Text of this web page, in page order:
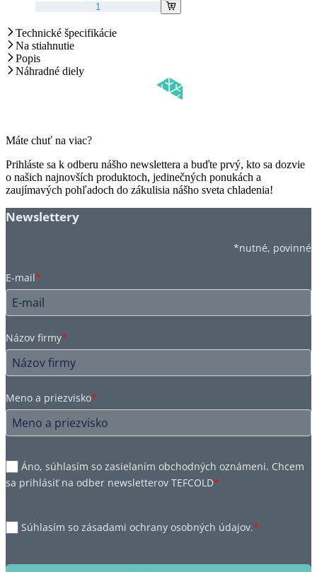
Technické špecifikácie
Na stiahnutie
Popis
Náhradné diely
Máte chuť na viac?
Prihláste sa k odberu nášho newslettera a buďte prvý, kto sa dozvie
o našich najnovších produktoch, jedinečných ponukách a
zaujímavých pohľadoch do zákulisia nášho sveta chladenia!
Newslettery
*nutné, povinné
E-mail*
Názov firmy*
Meno a priezvisko*
Áno, súhlasím so zasielaním obchodných oznámeni. Chcem
sa prihlásiť na odber newsletterov TEFCOLD*
Súhlasím so zásadami ochrany osobných údajov.*